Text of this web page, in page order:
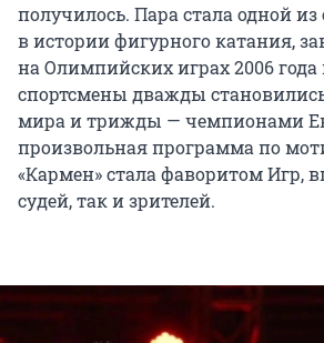
получилось. Пара стала одной
в истории фигурного катания,
на Олимпийских играх 2006 года
спортсмены дважды
мира и трижды — чемпионами
произвольная программа по
«Кармен» стала фаворитом Игр,
судей, так и зрителей.